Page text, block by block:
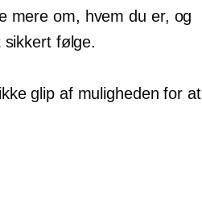
mere om, hvem du er, og
følge.
glip af muligheden for at